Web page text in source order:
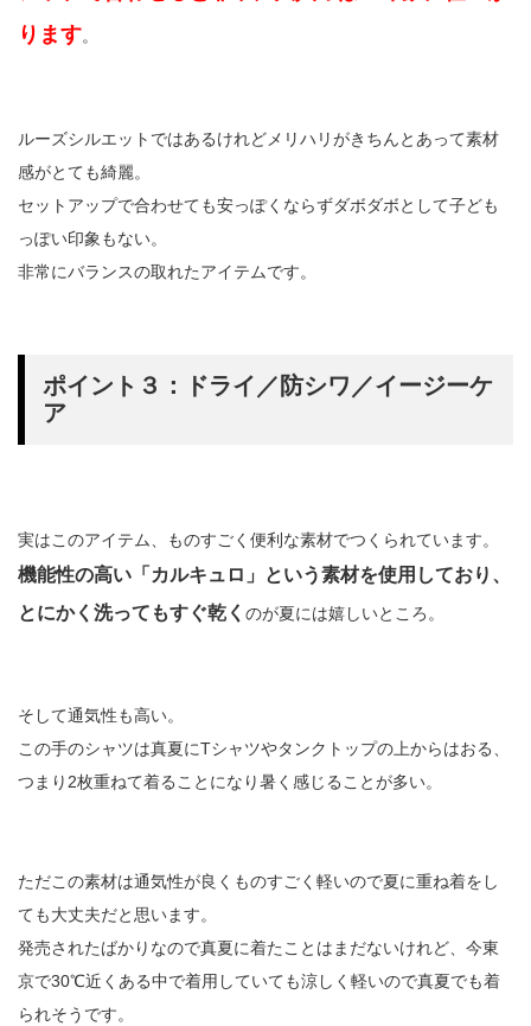
ります。
ルーズシルエットではあるけれどメリハリがきちんとあって素材
感がとても綺麗。
セットアップで合わせても安っぽくならずダボダボとして子ども
っぽい印象もない。
非常にバランスの取れたアイテムです。
ポイント３：ドライ／防シワ／イージーケ
ア
実はこのアイテム、ものすごく便利な素材でつくられています。
機能性の高い「カルキュロ」という素材を使用しており、
とにかく洗ってもすぐ乾く のが夏には嬉しいところ。
そして通気性も高い。
この手のシャツは真夏にTシャツやタンクトップの上からはおる、
つまり2枚重ねて着ることになり暑く感じることが多い。
ただこの素材は通気性が良くものすごく軽いので夏に重ね着をし
ても大丈夫だと思います。
発売されたばかりなので真夏に着たことはまだないけれど、今東
京で30℃近くある中で着用していても涼しく軽いので真夏でも着
られそうです。